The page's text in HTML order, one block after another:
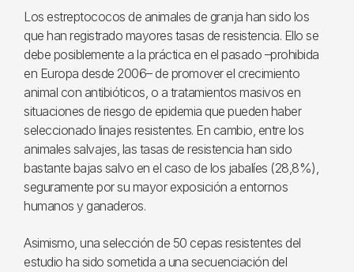
Los estreptococos de animales de granja han sido los
que han registrado mayores tasas de resistencia. Ello se
debe posiblemente a la práctica en el pasado –prohibida
en Europa desde 2006– de promover el crecimiento
animal con antibióticos, o a tratamientos masivos en
situaciones de riesgo de epidemia que pueden haber
seleccionado linajes resistentes. En cambio, entre los
animales salvajes, las tasas de resistencia han sido
bastante bajas salvo en el caso de los jabalíes (28,8%),
seguramente por su mayor exposición a entornos
humanos y ganaderos.
Asimismo, una selección de 50 cepas resistentes del
estudio ha sido sometida a una secuenciación del